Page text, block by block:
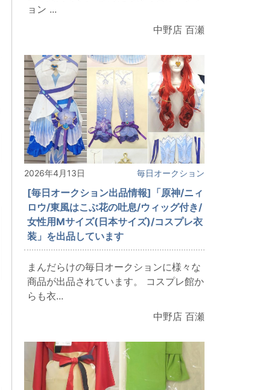
ョン ...
中野店 百瀬
2026年4月13日 毎日オークション
[毎日オークション出品情報]「原神/ニィ
ロウ/東風はこぶ花の吐息/ウィッグ付き/
女性用Mサイズ(日本サイズ)/コスプレ衣
装」を出品しています
まんだらけの毎日オークションに様々な
商品が出品されています。 コスプレ館か
らも衣...
中野店 百瀬